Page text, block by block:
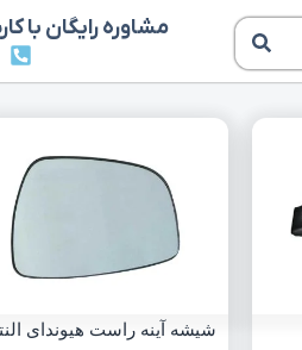
مشاوره رایگان با
شیشه آینه راست هیوندای